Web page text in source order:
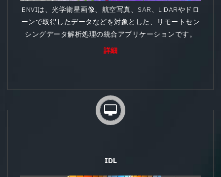
ENVIは、光学衛星画像、航空写真、SAR、LiDARやドロ
ーンで取得したデータなどを対象とした、リモートセン
シングデータ解析処理の統合アプリケーションです。
詳細
IDL